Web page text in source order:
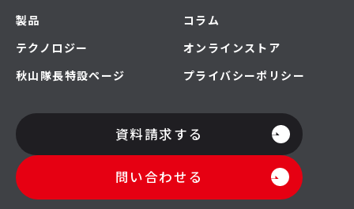
製品
テクノロジー
秋山隊長特設ページ
コラム
オンラインストア
プライバシーポリシー
資料請求する
問い合わせる